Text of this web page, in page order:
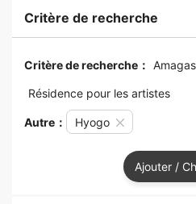
Critère de recherche
Critère de recherche：
Résidence pour les artistes
Autre： Hyogo
Ajouter /